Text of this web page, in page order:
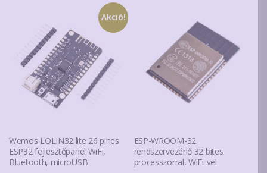
Akció!
Wemos LOLIN32 lite 26 pines
ESP32 fejlesztőpanel WiFi,
Bluetooth, microUSB
ESP-WROOM-32
rendszervezérlő 32 bites
processzorral, WiFi-vel